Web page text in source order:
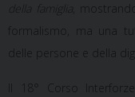
,
formalismo, ma una
delle persone e della
Il 18° Corso